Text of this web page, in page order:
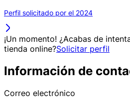
Perfil solicitado por el 2024
¡Un momento! ¿Acabas de
tienda online?Solicitar perfil
Información de
Correo electrónico